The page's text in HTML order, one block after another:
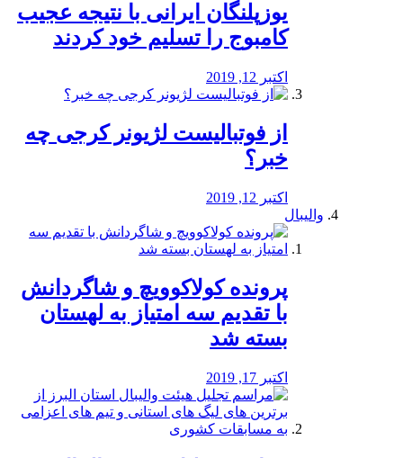
یوزپلنگان ایرانی با نتیجه عجیب
کامبوج را تسلیم خود کردند
اکتبر 12, 2019
از فوتبالیست لژیونر کرجی چه
خبر؟
اکتبر 12, 2019
والیبال
پرونده کولاکوویچ و شاگردانش
با تقدیم سه امتیاز به لهستان
بسته شد
اکتبر 17, 2019